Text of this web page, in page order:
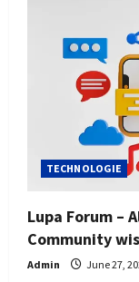
TECHNOLOGIE
Lupa Forum –
Community
Admin June 27,